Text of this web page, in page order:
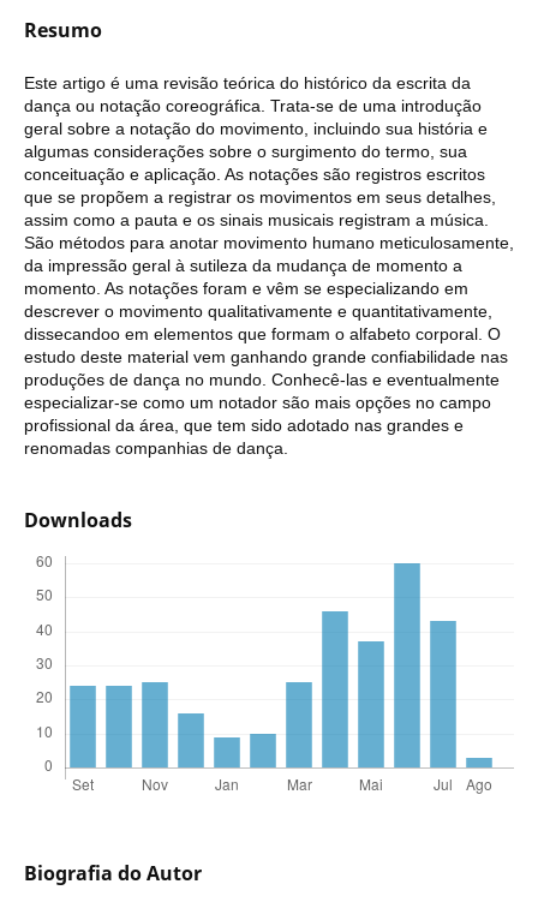
Resumo
Este artigo é uma revisão teórica do histórico da escrita da
dança ou notação coreográfica. Trata-se de uma introdução
geral sobre a notação do movimento, incluindo sua história e
algumas considerações sobre o surgimento do termo, sua
conceituação e aplicação. As notações são registros escritos
que se propõem a registrar os movimentos em seus detalhes,
assim como a pauta e os sinais musicais registram a música.
São métodos para anotar movimento humano meticulosamente,
da impressão geral à sutileza da mudança de momento a
momento. As notações foram e vêm se especializando em
descrever o movimento qualitativamente e quantitativamente,
dissecandoo em elementos que formam o alfabeto corporal. O
estudo deste material vem ganhando grande confiabilidade nas
produções de dança no mundo. Conhecê-las e eventualmente
especializar-se como um notador são mais opções no campo
profissional da área, que tem sido adotado nas grandes e
renomadas companhias de dança.
Downloads
Biografia do Autor